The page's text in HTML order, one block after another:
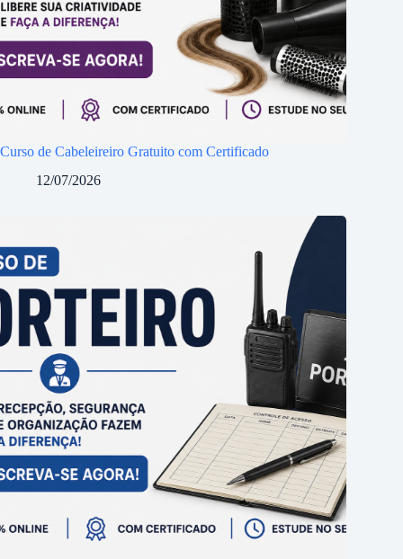
Curso de Cabeleireiro Gratuito com Certificado
12/07/2026